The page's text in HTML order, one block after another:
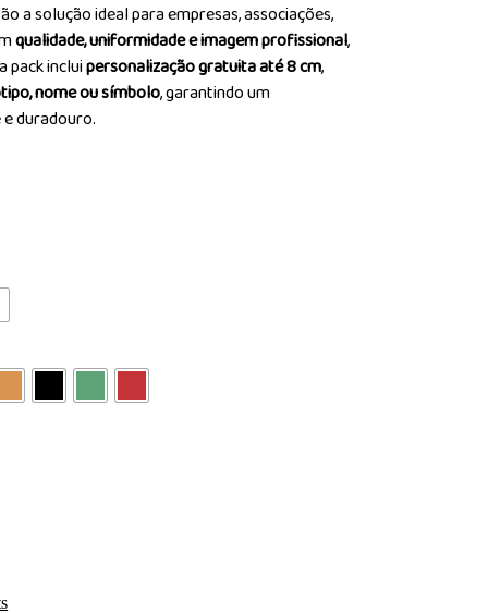
a solução ideal para empresas, associações,
qualidade, uniformidade e imagem profissional,
pack incluipersonalização gratuita até 8 cm,
nome ou símbolo, garantindo um
duradouro.